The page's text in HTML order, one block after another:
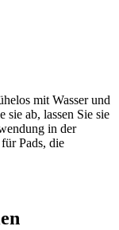
mit Wasser und
sie ab, lassen Sie sie
in der
Pads, die